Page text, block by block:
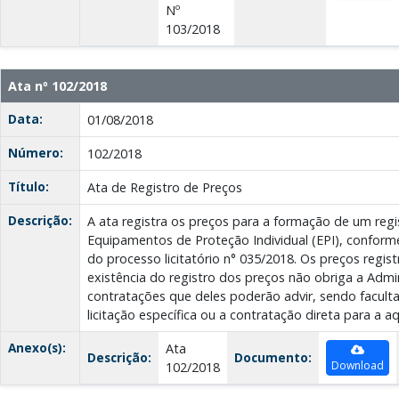
Nº
103/2018
Ata nº 102/2018
Data:
01/08/2018
Número:
102/2018
Título:
Ata de Registro de Preços
Descrição:
A ata registra os preços para a formação de um
Equipamentos de Proteção Individual (EPI),
do processo licitatório n° 035/2018. Os preços
existência do registro dos preços não obriga a
contratações que deles poderão advir, sendo
licitação específica ou a contratação direta para a
Anexo(s):
Descrição:
Ata
102/2018
Documento: Download